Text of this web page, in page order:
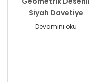
Siyah Davetiye
Devamını oku